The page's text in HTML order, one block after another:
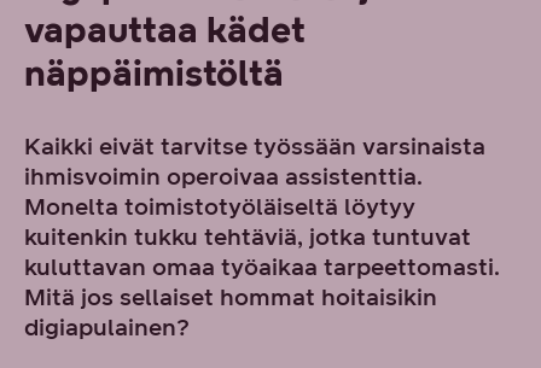
vapauttaa kädet
näppäimistöltä
Kaikki eivät tarvitse työssään varsinaista
ihmisvoimin operoivaa assistenttia.
Monelta toimistotyöläiseltä löytyy
kuitenkin tukku tehtäviä, jotka tuntuvat
kuluttavan omaa työaikaa tarpeettomasti.
Mitä jos sellaiset hommat hoitaisikin
digiapulainen?